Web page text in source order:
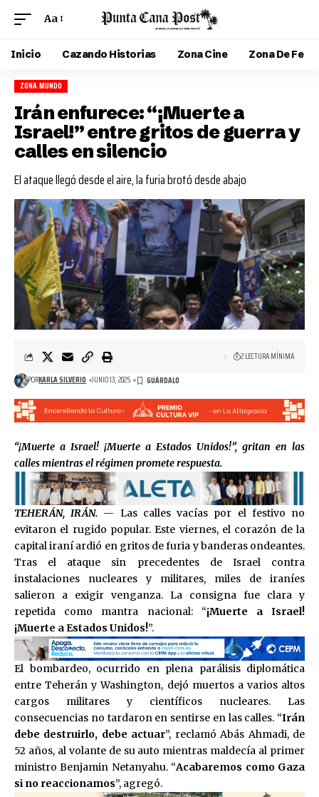
Aa
Inicio Cazando Historias Zona Cine Zona De Fe
ZONA MUNDO
Irán enfurece: “¡Muerte a
Israel!” entre gritos de guerra y
calles en silencio
El ataque llegó desde el aire, la furia brotó desde abajo
PORKARLA SILVERIO JUNIO 13, 2025
2 LECTURA MÍNIMA
“¡Muerte a Israel! ¡Muerte a Estados Unidos!”, gritan en las
calles mientras el régimen promete respuesta.
TEHERÁN, IRÁN. — Las calles vacías por el festivo no
evitaron el rugido popular. Este viernes, el corazón de la
capital iraní ardió en gritos de furia y banderas ondeantes.
Tras el ataque sin precedentes de Israel contra
instalaciones nucleares y militares, miles de iraníes
salieron a exigir venganza. La consigna fue clara y
repetida como mantra nacional: “¡Muerte a Israel!
¡Muerte a Estados Unidos!”.
El bombardeo, ocurrido en plena parálisis diplomática
entre Teherán y Washington, dejó muertos a varios altos
cargos militares y científicos nucleares. Las
consecuencias no tardaron en sentirse en las calles. “Irán
debe destruirlo, debe actuar”, reclamó Abás Ahmadi, de
52 años, al volante de su auto mientras maldecía al primer
ministro Benjamin Netanyahu. “Acabaremos como Gaza
si no reaccionamos”, agregó.